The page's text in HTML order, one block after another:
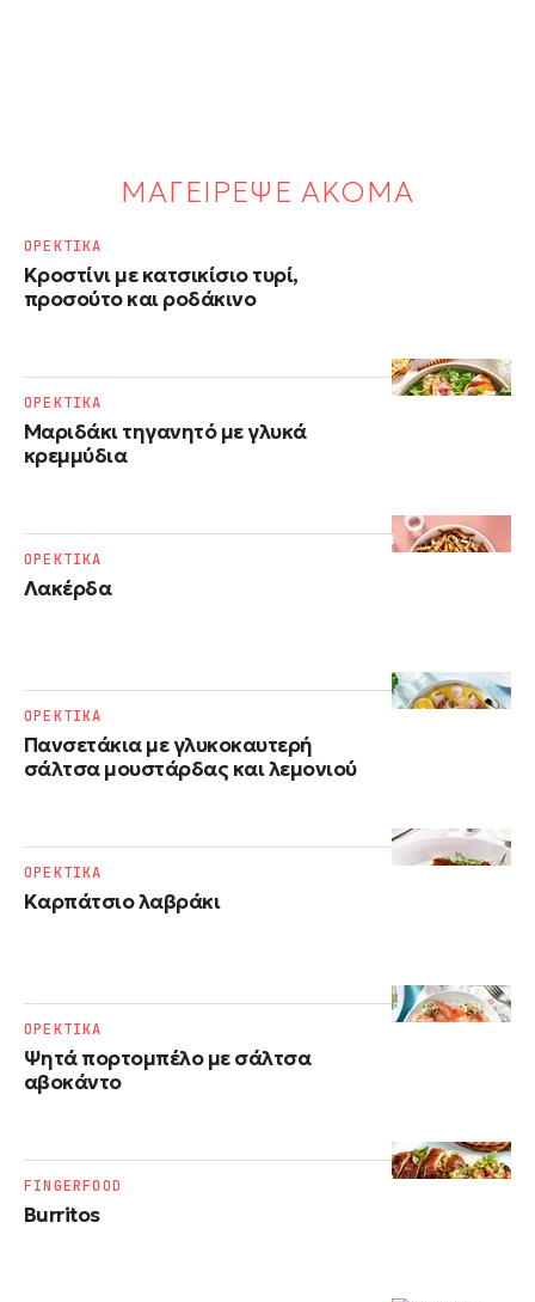
ΜΑΓΕΙΡΕΨΕ ΑΚΟΜΑ
Κροστίνι με κατσικίσιο τυρί,
προσούτο και ροδάκινο
ΟΡΕΚΤΙΚΑ
Μαριδάκι τηγανητό με γλυκά
κρεμμύδια
ΟΡΕΚΤΙΚΑ
Λακέρδα
ΟΡΕΚΤΙΚΑ
Πανσετάκια με γλυκοκαυτερή
σάλτσα μουστάρδας και λεμονιού
ΟΡΕΚΤΙΚΑ
Kαρπάτσιο λαβράκι
ΟΡΕΚΤΙΚΑ
Ψητά πορτομπέλο με σάλτσα
αβοκάντο
ΟΡΕΚΤΙΚΑ
Burritos
FINGERFOOD